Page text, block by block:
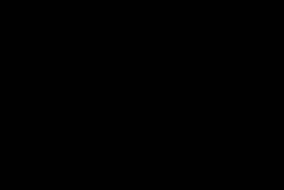
1421 QP ditumpangi tiga
Sumatera Utara.
(sling pintu kapal)